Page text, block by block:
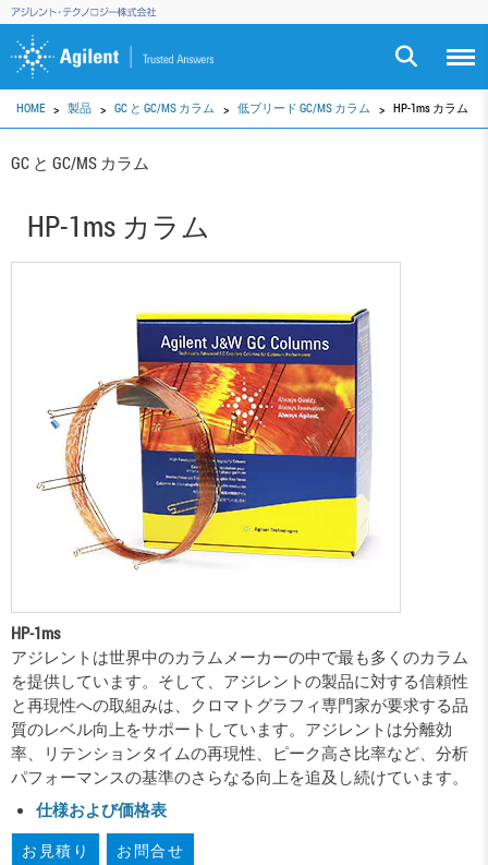
HOME 製品 GC と GC/MS カラム 低ブリード GC/MS カラム HP-1ms カラム
GC と GC/MS カラム
HP-1ms カラム
HP-1ms
アジレントは世界中のカラムメーカーの中で最も多くのカラム
を提供しています。そして、アジレントの製品に対する信頼性
と再現性への取組みは、クロマトグラフィ専門家が要求する品
質のレベル向上をサポートしています。アジレントは分離効
率、リテンションタイムの再現性、ピーク高さ比率など、分析
パフォーマンスの基準のさらなる向上を追及し続けています。
仕様および価格表
お見積り お問合せ